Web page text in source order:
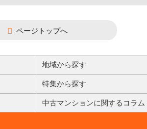
ページトップへ
地域から探す
特集から探す
中古マンションに関するコラム